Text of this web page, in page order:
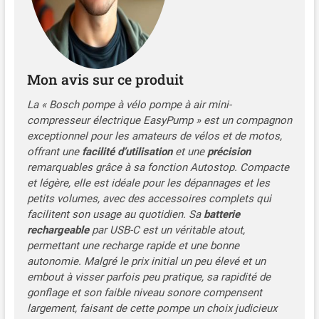
charge de la batterie. La
LED fait en sorte que la
zone de la valve soit bien
Pour économiser l’énergie,
le mini-compresseur d’air
s’arrête automatiquement
après une certaine durée de
non-utilisation. Il dispose
par ailleurs d’une prise USB-
C pour une recharge rapide
Livré avec : EasyPump,
câble USB, adaptateur de
débit, aiguille à ballon,
embout gonflage valve
presta, sac en tissu, dans
boîte carton
Mon avis sur ce produit
La « Bosch pompe à vélo pompe à air mini-
compresseur électrique EasyPump » est un compagnon
exceptionnel pour les amateurs de vélos et de motos,
offrant une facilité d’utilisationet une précision
remarquables grâce à sa fonction Autostop. Compacte
et légère, elle est idéale pour les dépannages et les
petits volumes, avec des accessoires complets qui
facilitent son usage au quotidien. Sa batterie
rechargeablepar USB-C est un véritable atout,
permettant une recharge rapide et une bonne
autonomie. Malgré le prix initial un peu élevé et un
embout à visser parfois peu pratique, sa rapidité de
gonflage et son faible niveau sonore compensent
largement, faisant de cette pompe un choix judicieux